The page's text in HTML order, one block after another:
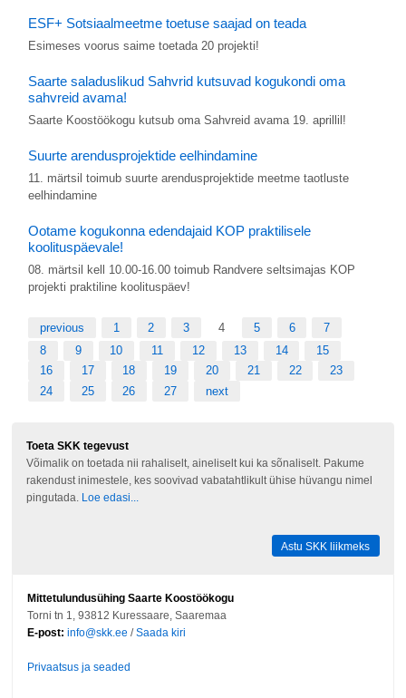
ESF+ Sotsiaalmeetme toetuse saajad on teada
Esimeses voorus saime toetada 20 projekti!
Saarte saladuslikud Sahvrid kutsuvad kogukondi oma
sahvreid avama!
Saarte Koostöökogu kutsub oma Sahvreid avama 19. aprillil!
Suurte arendusprojektide eelhindamine
11. märtsil toimub suurte arendusprojektide meetme taotluste
eelhindamine
Ootame kogukonna edendajaid KOP praktilisele
koolituspäevale!
08. märtsil kell 10.00-16.00 toimub Randvere seltsimajas KOP
projekti praktiline koolituspäev!
previous 1 2 3 4 5 6
7
8
9 10 11 12 13 14
15
16
17 18 19 20 21 22
23
24
25 26 27 next
Toeta SKK tegevust
Võimalik on toetada nii rahaliselt, aineliselt kui ka sõnaliselt. Pakume
rakendust inimestele, kes soovivad vabatahtlikult ühise hüvangu nimel
pingutada.
Loe edasi...
Astu SKK liikmeks
Mittetulundusühing Saarte Koostöökogu
Torni tn 1, 93812 Kuressaare, Saaremaa
E-post: info@skk.ee /Saada kiri
Privaatsus ja seaded